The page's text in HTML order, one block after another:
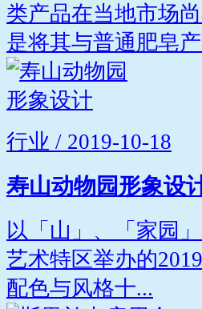
类产品在当地市场
是将其与普通肥皂
行业 / 2019-10-18
寿山动物园形象设
以「山」、「家园
艺术特区举办的
配色与风格十...